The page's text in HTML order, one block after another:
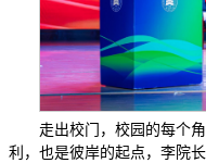
走出校门，校园的每个
利，也是彼岸的起点，李院